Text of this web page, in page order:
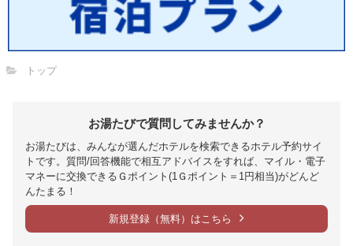
トップ
お湯たびで質問してみませんか？
お湯たびは、みんなが選んだホテルを検索できるホテル予約サイ
トです。質問/回答機能で相互アドバイスをすれば、マイル・電子
マネーに交換できるＧポイント(1Ｇポイント＝1円相当)がどんど
んたまる！
新規登録（無料）はこちら